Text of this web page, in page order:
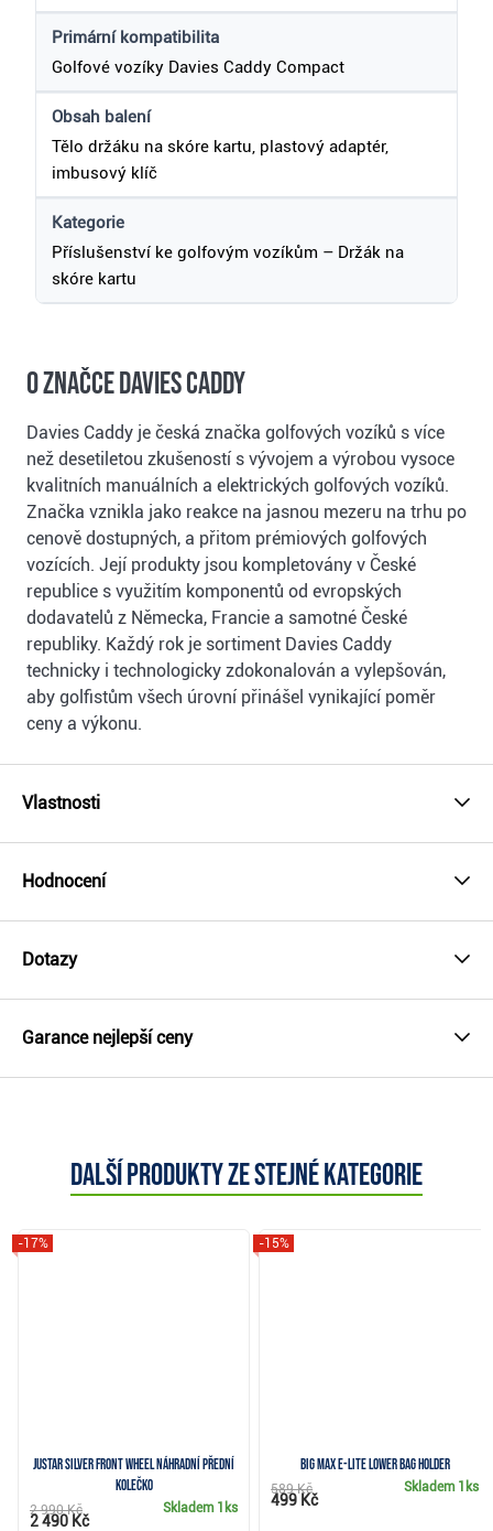
Primární kompatibilita
Golfové vozíky Davies Caddy Compact
Obsah balení
Tělo držáku na skóre kartu, plastový adaptér,
imbusový klíč
Kategorie
Příslušenství ke golfovým vozíkům – Držák na
skóre kartu
O značce Davies Caddy
Davies Caddy je česká značka golfových vozíků s více
než desetiletou zkušeností s vývojem a výrobou vysoce
kvalitních manuálních a elektrických golfových vozíků.
Značka vznikla jako reakce na jasnou mezeru na trhu po
cenově dostupných, a přitom prémiových golfových
vozících. Její produkty jsou kompletovány v České
republice s využitím komponentů od evropských
dodavatelů z Německa, Francie a samotné České
republiky. Každý rok je sortiment Davies Caddy
technicky i technologicky zdokonalován a vylepšován,
aby golfistům všech úrovní přinášel vynikající poměr
ceny a výkonu.
Vlastnosti
Hodnocení
Dotazy
Garance nejlepší ceny
Další produkty ze stejné kategorie
JuStar Silver Front Wheel náhradní přední
kolečko
-17%
Skladem 1ks
2 990 Kč
2 490 Kč
Big Max e-Lite Lower Bag Holder
-15%
Skladem 1ks
589 Kč
499 Kč